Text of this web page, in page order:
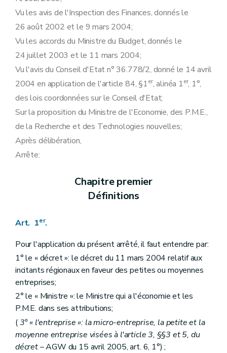
Vu les avis de l'Inspection des Finances, donnés le
26 août 2002 et le 9 mars 2004;
Vu les accords du Ministre du Budget, donnés le
24 juillet 2003 et le 11 mars 2004;
Vu l'avis du Conseil d'Etat n° 36.778/2, donné le 14 avril
2004 en application de l'article 84, §1er, alinéa 1er, 1°,
des lois coordonnées sur le Conseil d'Etat;
Sur la proposition du Ministre de l'Economie, des P.M.E.,
de la Recherche et des Technologies nouvelles;
Après délibération,
Arrête:
Chapitre premier
Définitions
Art. 1er.
Pour l'application du présent arrêté, il faut entendre par:
1° le « décret »: le décret du 11 mars 2004 relatif aux
incitants régionaux en faveur des petites ou moyennes
entreprises;
2° le « Ministre »: le Ministre qui a l'économie et les
P.M.E. dans ses attributions;
(3° « l'entreprise »: la micro-entreprise, la petite et la
moyenne entreprise visées à l'article 3, §§3 et 5, du
décret– AGW du 15 avril 2005, art. 6, 1°) ;